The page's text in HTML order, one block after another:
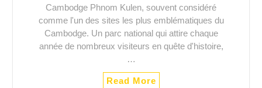
Cambodge Phnom Kulen, souvent considéré
comme l'un des sites les plus emblématiques du
Cambodge. Un parc national qui attire chaque
année de nombreux visiteurs en quête d'histoire,
…
Read More